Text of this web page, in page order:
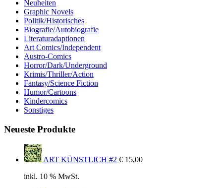
Neuheiten
Graphic Novels
Politik/Historisches
Biografie/Autobiografie
Literaturadaptionen
Art Comics/Independent
Austro-Comics
Horror/Dark/Underground
Krimis/Thriller/Action
Fantasy/Science Fiction
Humor/Cartoons
Kindercomics
Sonstiges
Neueste Produkte
ART KÜNSTLICH #2 € 15,00
inkl. 10 % MwSt.